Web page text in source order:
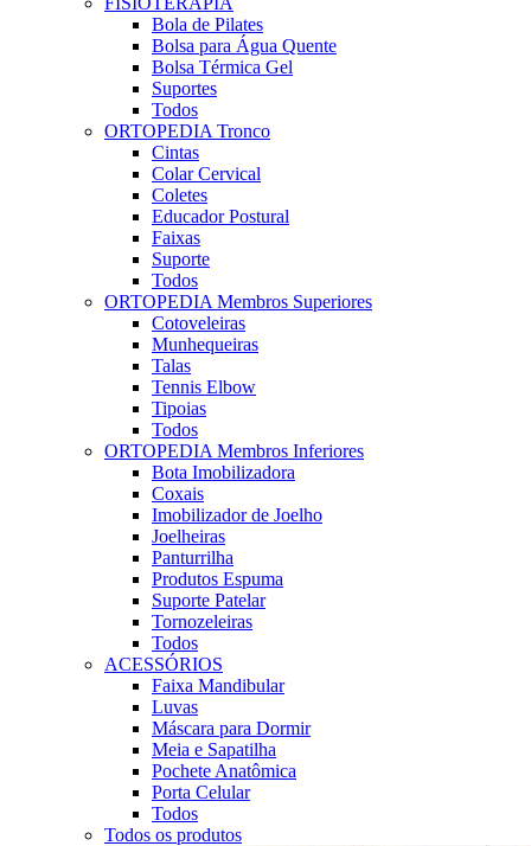
Bola de Pilates
Bolsa para Água Quente
Bolsa Térmica Gel
Suportes
Todos
ORTOPEDIA Tronco
Cintas
Colar Cervical
Coletes
Educador Postural
Faixas
Suporte
Todos
ORTOPEDIA Membros Superiores
Cotoveleiras
Munhequeiras
Talas
Tennis Elbow
Tipoias
Todos
ORTOPEDIA Membros Inferiores
Bota Imobilizadora
Coxais
Imobilizador de Joelho
Joelheiras
Panturrilha
Produtos Espuma
Suporte Patelar
Tornozeleiras
Todos
ACESSÓRIOS
Faixa Mandibular
Luvas
Máscara para Dormir
Meia e Sapatilha
Pochete Anatômica
Porta Celular
Todos
Todos os produtos